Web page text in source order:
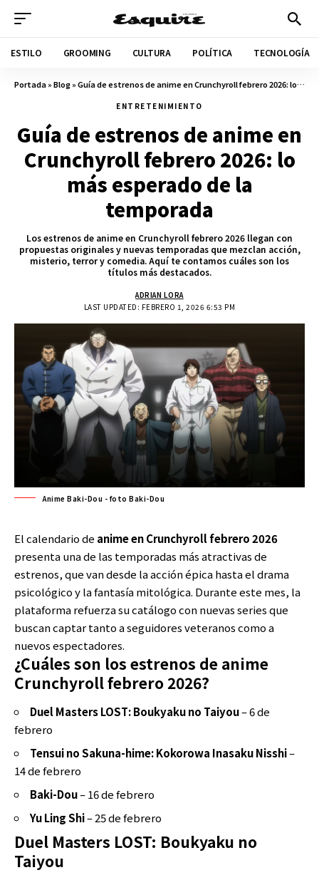
ESTILO GROOMING CULTURA POLÍTICA TECNOLOGÍA
Portada»Blog»Guía de estrenos de anime en Crunchyroll febrero 2026: lo más esperado de la temporada
ENTRETENIMIENTO
Guía de estrenos de anime en
Crunchyroll febrero 2026: lo
más esperado de la
temporada
Los estrenos de anime en Crunchyroll febrero 2026 llegan con
propuestas originales y nuevas temporadas que mezclan acción,
misterio, terror y comedia. Aquí te contamos cuáles son los
títulos más destacados.
LAST UPDATED: FEBRERO 1, 2026 6:53 PM
ADRIAN LORA
Anime Baki-Dou - foto Baki-Dou
El calendario de anime en Crunchyroll febrero 2026
presenta una de las temporadas más atractivas de
estrenos, que van desde la acción épica hasta el drama
psicológico y la fantasía mitológica. Durante este mes, la
plataforma refuerza su catálogo con nuevas series que
buscan captar tanto a seguidores veteranos como a
nuevos espectadores.
¿Cuáles son los estrenos de anime
Crunchyroll febrero 2026?
Duel Masters LOST: Boukyaku no Taiyou– 6 de
febrero
Tensui no Sakuna-hime: Kokorowa Inasaku Nisshi–
14 de febrero
Baki-Dou– 16 de febrero
Yu Ling Shi– 25 de febrero
Duel Masters LOST: Boukyaku no
Taiyou